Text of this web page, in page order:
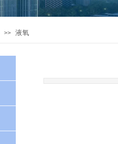
>> 液氧